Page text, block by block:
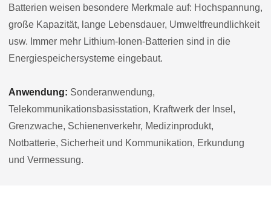
Batterien weisen besondere Merkmale auf: Hochspannung,
große Kapazität, lange Lebensdauer, Umweltfreundlichkeit
usw. Immer mehr Lithium-Ionen-Batterien sind in die
Energiespeichersysteme eingebaut.
Anwendung: Sonderanwendung,
Telekommunikationsbasisstation, Kraftwerk der Insel,
Grenzwache, Schienenverkehr, Medizinprodukt,
Notbatterie, Sicherheit und Kommunikation, Erkundung
und Vermessung.